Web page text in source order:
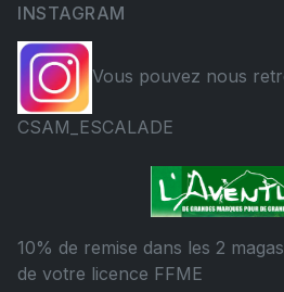
INSTAGRAM
Vous pouvez nous
CSAM_ESCALADE
10% de remise dans les 2
de votre licence FFME